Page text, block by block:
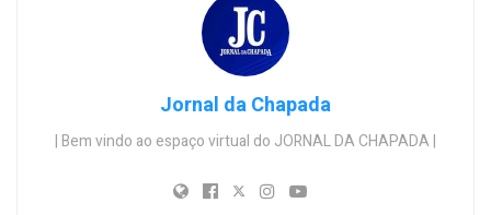
Jornal da Chapada
| Bem vindo ao espaço virtual do JORNAL DA CHAPADA |